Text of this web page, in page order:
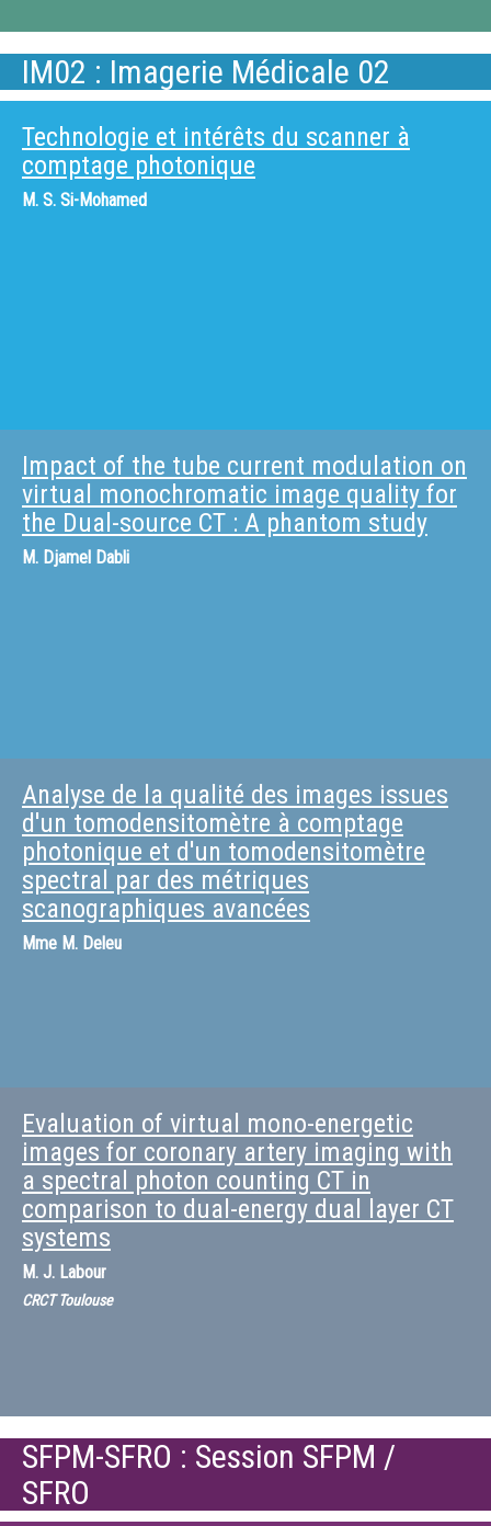
IM02 : Imagerie Médicale 02
Technologie et intérêts du scanner à
comptage photonique
M. S. Si-Mohamed
Impact of the tube current modulation on
virtual monochromatic image quality for
the Dual-source CT : A phantom study
M. Djamel Dabli
Analyse de la qualité des images issues
d'un tomodensitomètre à comptage
photonique et d'un tomodensitomètre
spectral par des métriques
scanographiques avancées
Mme M. Deleu
Evaluation of virtual mono-energetic
images for coronary artery imaging with
a spectral photon counting CT in
comparison to dual-energy dual layer CT
systems
M. J. Labour
CRCT Toulouse
SFPM-SFRO : Session SFPM /
SFRO